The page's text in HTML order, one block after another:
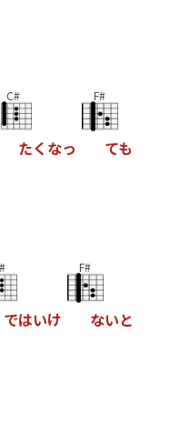
C#
たく なっ
F#
ても
ではいけ
F#
ないと